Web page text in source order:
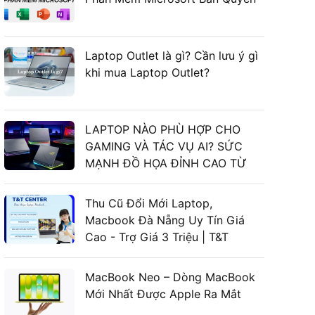
Laptop Outlet là gì? Cần lưu ý gì
khi mua Laptop Outlet?
LAPTOP NÀO PHÙ HỢP CHO
GAMING VÀ TÁC VỤ AI? SỨC
MẠNH ĐỒ HỌA ĐỈNH CAO TỪ
LAPTOP ASUS GAMING
Thu Cũ Đổi Mới Laptop,
Macbook Đà Nẵng Uy Tín Giá
Cao - Trợ Giá 3 Triệu | T&T
Center
MacBook Neo – Dòng MacBook
Mới Nhất Được Apple Ra Mắt